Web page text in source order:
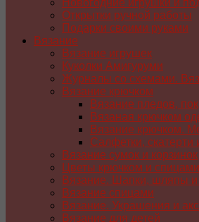
Новогодние игрушки и
Открытки ручной работы
Подарки своими руками
Вязание
Вязание игрушек
Куколки Амигуруми
Журналы со схемами.
Вязание крючком
Вязание пледов,
Вязаная крючком
Вязание крючком.
Салфетки, скатерти
Вязание сумок и корзинок
Цветы крючком и спицами
Вязание. Шапки, шляпы
Вязание спицами
Вязание. Украшения и
Вязание для детей